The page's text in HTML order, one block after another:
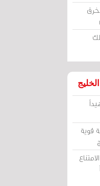
الخليج
قوية